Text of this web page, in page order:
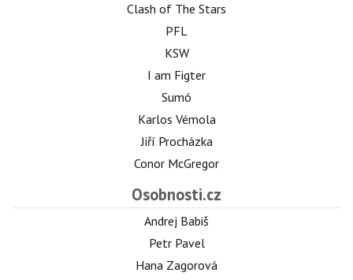
Clash of The Stars
PFL
KSW
I am Figter
Sumó
Karlos Vémola
Jiří Procházka
Conor McGregor
Osobnosti.cz
Andrej Babiš
Petr Pavel
Hana Zagorová